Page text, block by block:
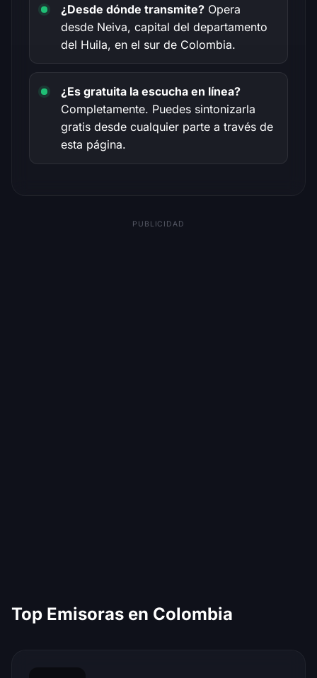
¿Desde dónde transmite? Opera
desde Neiva, capital del departamento
del Huila, en el sur de Colombia.
¿Es gratuita la escucha en línea?
Completamente. Puedes sintonizarla
gratis desde cualquier parte a través de
esta página.
PUBLICIDAD
Top Emisoras en Colombia